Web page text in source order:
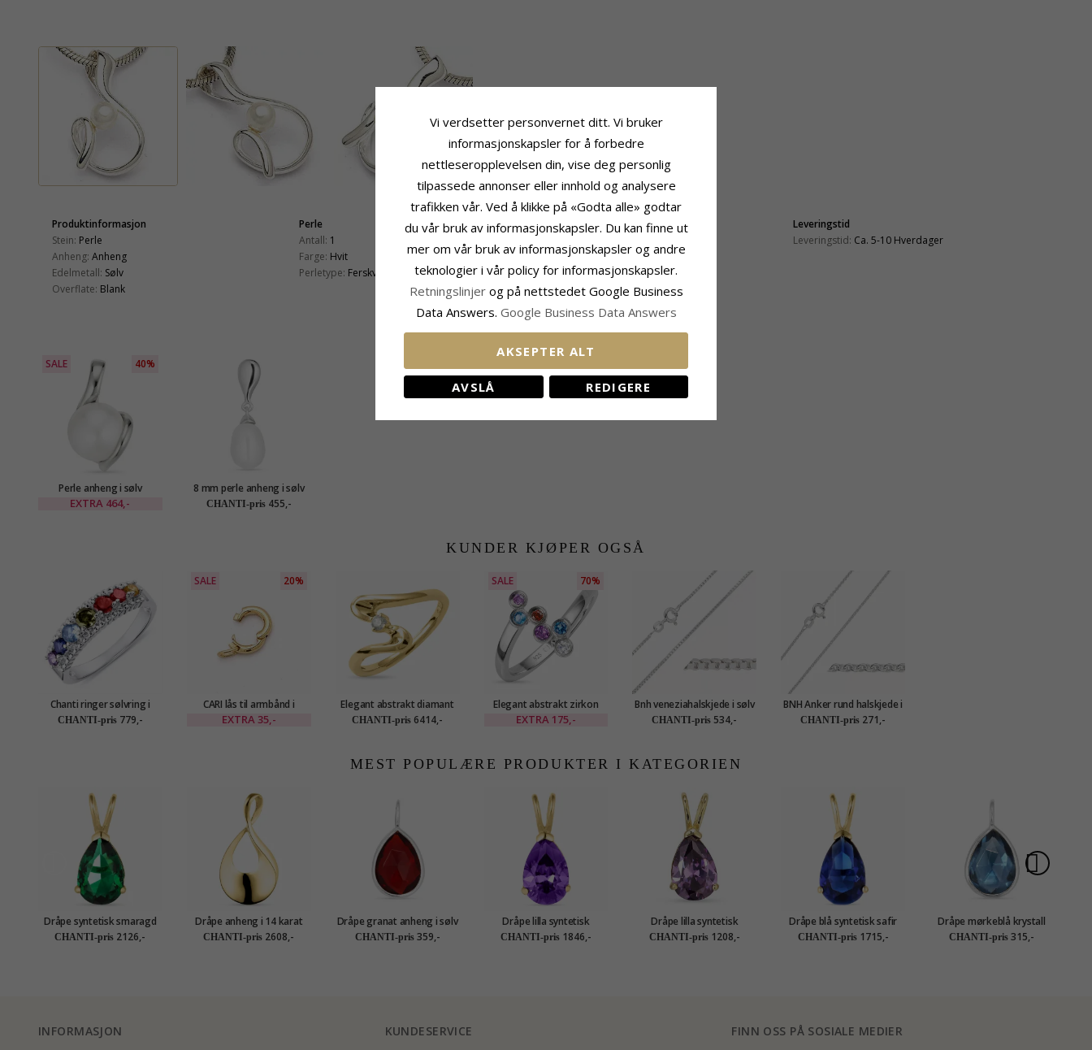
Produktinformasjon
Stein: Perle
Anheng: Anheng
Edelmetall: Sølv
Overflate: Blank
Perle
Antall: 1
Farge: Hvit
Perletype: Ferskvannsperle
Fatning
Høyde Ekskl. Øsken:
Bredde:11,0 mm
Leveringstid
Leveringstid: Ca. 5-10 Hverdager
BESLEKTEDE PRODUKTER
SALE 40%
Perle anheng i sølv
EXTRA 464,-
8 mm perle anheng i sølv
CHANTI-pris 455,-
KUNDER KJØPER OGSÅ
Chanti ringer sølvring i
rodinert sølv
CHANTI-pris 779,-
SALE 20%
CARI lås til armbånd i
forgylt sølv med blank
EXTRA35,-
Elegant abstrakt diamant
ring i 9 karat gull 0,05 ct
CHANTI-pris 6414,-
SALE 70%
Elegant abstrakt zirkon
ring i sølv
EXTRA 175,-
Bnh veneziahalskjede i sølv
42 cm x 1,2 mm
CHANTI-pris 534,-
BNH Anker rund halskjede i
sølv 38 cm x 1,1 mm
CHANTI-pris 271,-
MEST POPULÆRE PRODUKTER I KATEGORIEN
Dråpe syntetisk smaragd
anheng i 14 karat gull -
Gold Collection
CHANTI-pris 2126,-
Dråpe anheng i 14 karat
gull - Gold Collection
CHANTI-pris 2608,-
Dråpe granat anheng i sølv
- Loom Stones
CHANTI-pris 359,-
Dråpe lilla syntetisk
ametyst anheng i 14 karat
gull - Gold Collection
CHANTI-pris 1846,-
Dråpe lilla syntetisk
ametyst anheng i 9 karat
gull - Gold Collection
CHANTI-pris 1208,-
Dråpe blå syntetisk safir
anheng i 14 karat gull -
Gold Collection
CHANTI-pris 1715,-
Dråpe mørkeblå krystall
anheng i sølv - Loom
Stones
CHANTI-pris 315,-
INFORMASJON KUNDESERVICE FINN OSS PÅ SOSIALE MEDIER
Vi verdsetter personvernet ditt. Vi bruker
informasjonskapsler for å forbedre
nettleseropplevelsen din, vise deg personlig
tilpassede annonser eller innhold og analysere
trafikken vår. Ved å klikke på «Godta alle» godtar
du vår bruk av informasjonskapsler. Du kan finne ut
mer om vår bruk av informasjonskapsler og andre
teknologier i vår policy for informasjonskapsler.
Retningslinjer og på nettstedet Google Business
Data Answers. Google Business Data Answers
AKSEPTER ALT
AVSLÅ REDIGERE